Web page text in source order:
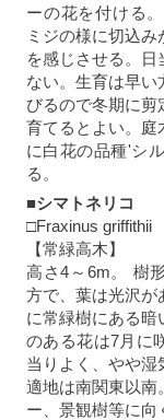
ーの花を付ける
ミジの様に切込
を感じさせる。
ない。生育は早い
びるので冬期に剪
育てるとよい。庭
に白花の品種'シ
る。
■シマトネリコ
□Fraxinus griffithii
【常緑高木】
高さ4～6m。 樹
方で、葉は光沢が
に常緑樹にある暗
のある花は7月に
当りよく、やや湿
適地は南関東以南
ー、景観樹等に向